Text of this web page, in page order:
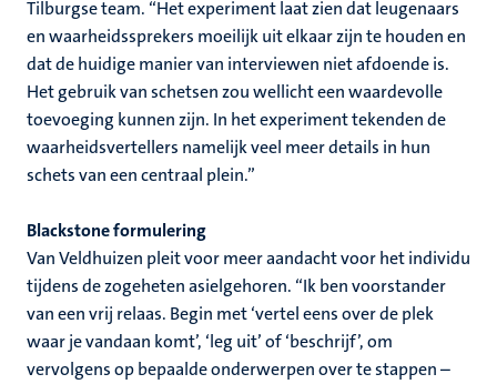
Tilburgse team. “Het experiment laat zien dat leugenaars
en waarheidssprekers moeilijk uit elkaar zijn te houden en
dat de huidige manier van interviewen niet afdoende is.
Het gebruik van schetsen zou wellicht een waardevolle
toevoeging kunnen zijn. In het experiment tekenden de
waarheidsvertellers namelijk veel meer details in hun
schets van een centraal plein.”
Blackstone formulering
Van Veldhuizen pleit voor meer aandacht voor het individu
tijdens de zogeheten asielgehoren. “Ik ben voorstander
van een vrij relaas. Begin met ‘vertel eens over de plek
waar je vandaan komt’, ‘leg uit’ of ‘beschrijf’, om
vervolgens op bepaalde onderwerpen over te stappen –